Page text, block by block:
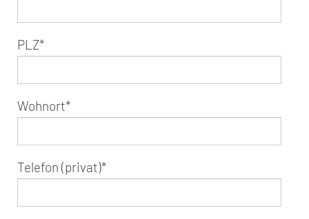
PLZ*
Wohnort*
Telefon (privat)*